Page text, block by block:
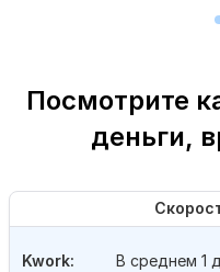
Посмотрите
деньги,
Kwork: В среднем 1